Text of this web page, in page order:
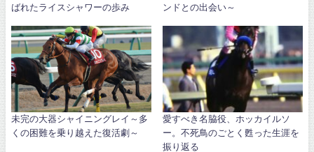
ばれたライスシャワーの歩み
ンドとの出会い～
未完の大器シャイニングレイ～多
くの困難を乗り越えた復活劇～
愛すべき名脇役、ホッカイルソ
ー。不死鳥のごとく甦った生涯を
振り返る